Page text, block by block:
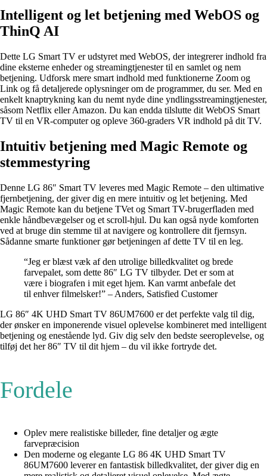
Intelligent og let betjening med WebOS og
ThinQ AI
Dette LG Smart TV er udstyret med WebOS, der integrerer indhold fra
dine eksterne enheder og streamingtjenester til en samlet og nem
betjening. Udforsk mere smart indhold med funktionerne Zoom og
Link og få detaljerede oplysninger om de programmer, du ser. Med en
enkelt knaptrykning kan du nemt nyde dine yndlingsstreamingtjenester,
såsom Netflix eller Amazon. Du kan endda tilslutte dit WebOS Smart
TV til en VR-computer og opleve 360-graders VR indhold på dit TV.
Intuitiv betjening med Magic Remote og
stemmestyring
Denne LG 86″ Smart TV leveres med Magic Remote – den ultimative
fjernbetjening, der giver dig en mere intuitiv og let betjening. Med
Magic Remote kan du betjene TVet og Smart TV-brugerfladen med
enkle håndbevægelser og et scroll-hjul. Du kan også nyde komforten
ved at bruge din stemme til at navigere og kontrollere dit fjernsyn.
Sådanne smarte funktioner gør betjeningen af dette TV til en leg.
“Jeg er blæst væk af den utrolige billedkvalitet og brede
farvepalet, som dette 86″ LG TV tilbyder. Det er som at
være i biografen i mit eget hjem. Kan varmt anbefale det
til enhver filmelsker!” – Anders, Satisfied Customer
LG 86″ 4K UHD Smart TV 86UM7600 er det perfekte valg til dig,
der ønsker en imponerende visuel oplevelse kombineret med intelligent
betjening og enestående lyd. Giv dig selv den bedste seeroplevelse, og
tilføj det her 86″ TV til dit hjem – du vil ikke fortryde det.
Fordele
Oplev mere realistiske billeder, fine detaljer og ægte
farvepræcision
Den moderne og elegante LG 86 4K UHD Smart TV
86UM7600 leverer en fantastisk billedkvalitet, der giver dig en